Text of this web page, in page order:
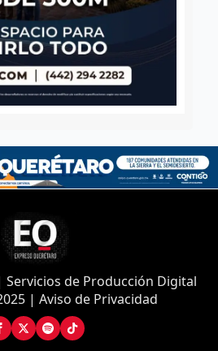
de Producción Digital
| Aviso de Privacidad